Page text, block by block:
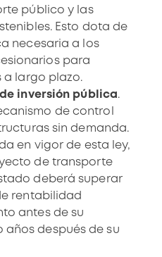
público y las
Esto dota de
necesaria a los
para
a largo plazo.
inversión pública.
de control
sin demanda.
en vigor de esta ley,
de transporte
deberá superar
rentabilidad
antes de su
después de su